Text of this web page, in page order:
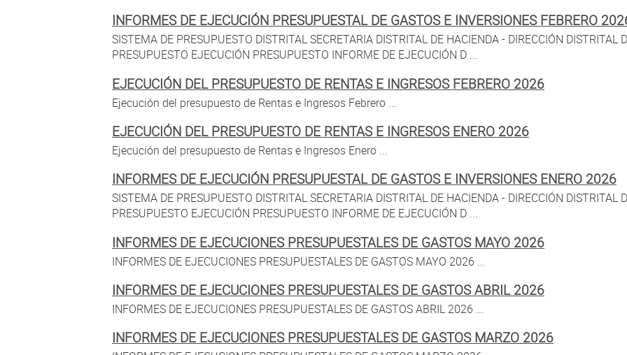
INFORMES DE EJECUCIÓN PRESUPUESTAL DE GASTOS E INVERSIONES FEBRERO
SISTEMA DE PRESUPUESTO DISTRITAL SECRETARIA DISTRITAL DE HACIENDA - DIRECCIÓN DISTRITAL
PRESUPUESTO EJECUCIÓN PRESUPUESTO INFORME DE EJECUCIÓN D ...
EJECUCIÓN DEL PRESUPUESTO DE RENTAS E INGRESOS FEBRERO 2026
Ejecución del presupuesto de Rentas e Ingresos Febrero ...
EJECUCIÓN DEL PRESUPUESTO DE RENTAS E INGRESOS ENERO 2026
Ejecución del presupuesto de Rentas e Ingresos Enero ...
INFORMES DE EJECUCIÓN PRESUPUESTAL DE GASTOS E INVERSIONES ENERO 2026
SISTEMA DE PRESUPUESTO DISTRITAL SECRETARIA DISTRITAL DE HACIENDA - DIRECCIÓN DISTRITAL
PRESUPUESTO EJECUCIÓN PRESUPUESTO INFORME DE EJECUCIÓN D ...
INFORMES DE EJECUCIONES PRESUPUESTALES DE GASTOS MAYO 2026
INFORMES DE EJECUCIONES PRESUPUESTALES DE GASTOS MAYO 2026 ...
INFORMES DE EJECUCIONES PRESUPUESTALES DE GASTOS ABRIL 2026
INFORMES DE EJECUCIONES PRESUPUESTALES DE GASTOS ABRIL 2026 ...
INFORMES DE EJECUCIONES PRESUPUESTALES DE GASTOS MARZO 2026